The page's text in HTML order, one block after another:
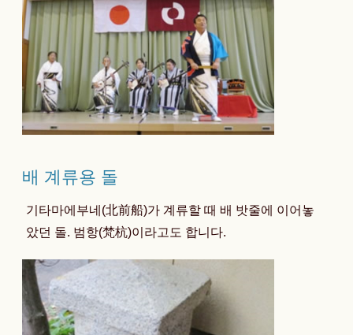
배 계류용 돌
기타마에부네(北前船)가 계류할 때 배 밧줄에 이어놓
았던 돌. 범항(梵杭)이라고도 합니다.